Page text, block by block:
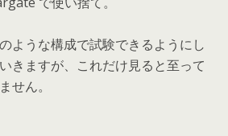
ような構成で試験できるようにし
きますが、これだけ見ると至って
せん。